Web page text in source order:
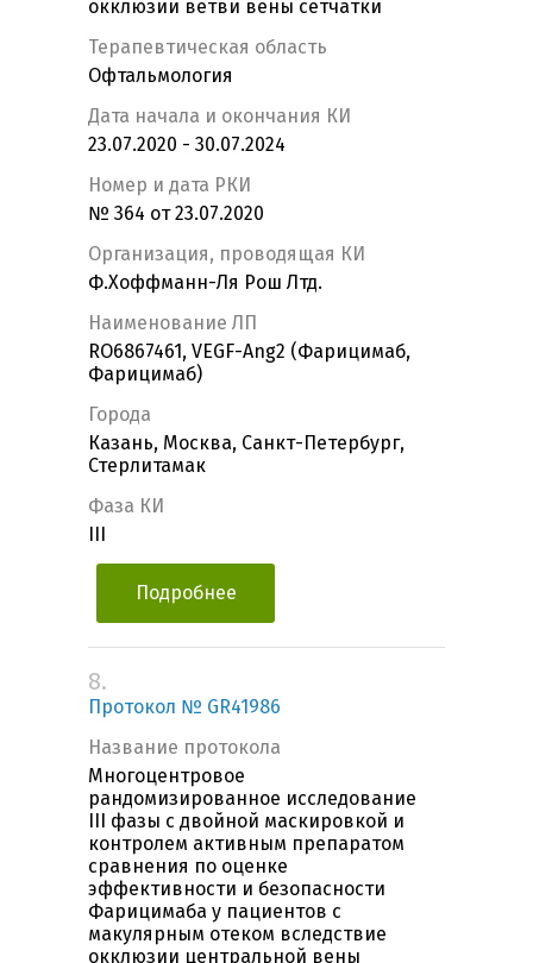
окклюзии ветви вены сетчатки
Терапевтическая область
Офтальмология
Дата начала и окончания КИ
23.07.2020 - 30.07.2024
Номер и дата РКИ
№ 364 от 23.07.2020
Организация, проводящая КИ
Ф.Хоффманн-Ля Рош Лтд.
Наименование ЛП
RO6867461, VEGF-Ang2 (Фарицимаб,
Фарицимаб)
Города
Казань, Москва, Санкт-Петербург,
Стерлитамак
Фаза КИ
Подробнее
8.
Протокол № GR41986
Название протокола
Многоцентровое
рандомизированное исследование
III фазы с двойной маскировкой и
контролем активным препаратом
сравнения по оценке
эффективности и безопасности
Фарицимаба у пациентов с
макулярным отеком вследствие
окклюзии центральной вены